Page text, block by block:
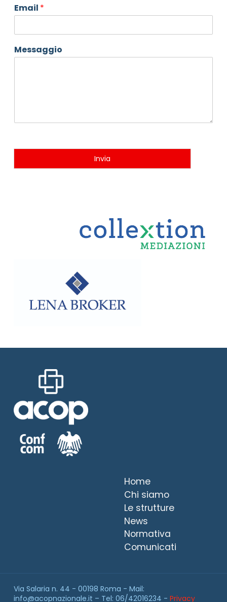
Email *
Messaggio
Invia
Home
Chi siamo
Le strutture
News
Normativa
Comunicati
Via Salaria n. 44 - 00198 Roma - Mail:
info@acopnazionale.it – Tel: 06/42016234 - Privacy